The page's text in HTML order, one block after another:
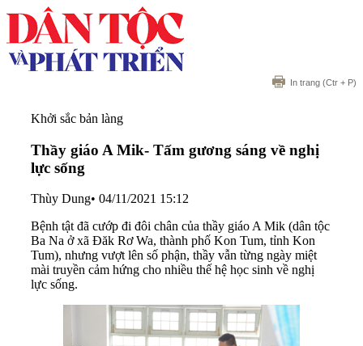
In trang (Ctr + P)
Khởi sắc bản làng
Thầy giáo A Mik- Tấm gương sáng về nghị
lực sống
Thùy Dung• 04/11/2021 15:12
Bệnh tật đã cướp đi đôi chân của thầy giáo A Mik (dân tộc
Ba Na ở xã Đăk Rơ Wa, thành phố Kon Tum, tỉnh Kon
Tum), nhưng vượt lên số phận, thầy vẫn từng ngày miệt
mài truyền cảm hứng cho nhiều thế hệ học sinh về nghị
lực sống.